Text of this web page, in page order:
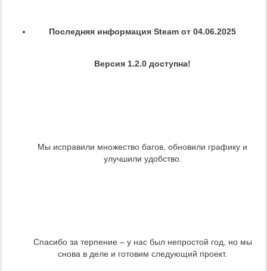
Последняя информация Steam от 04.06.2025
Версия 1.2.0 доступна!
Мы исправили множество багов, обновили графику и
улучшили удобство.
Спасибо за терпение – у нас был непростой год, но мы
снова в деле и готовим следующий проект.